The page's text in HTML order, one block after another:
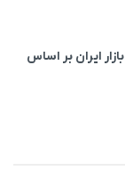
ایران بر اساس